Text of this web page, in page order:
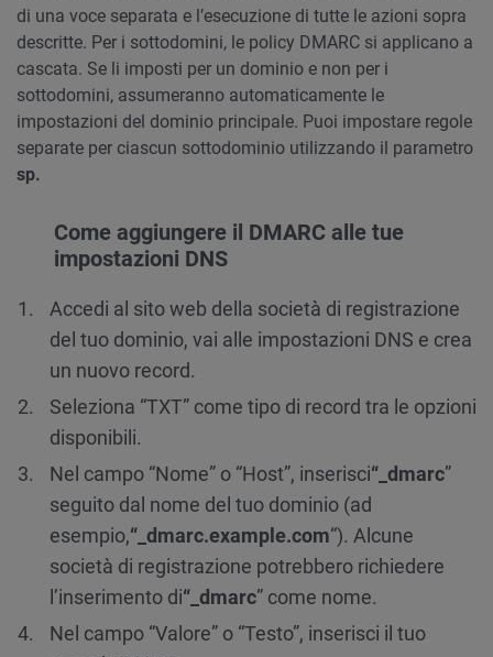
di una voce separata e l’esecuzione di tutte le azioni sopra
descritte. Per i sottodomini, le policy DMARC si applicano a
cascata. Se li imposti per un dominio e non per i
sottodomini, assumeranno automaticamente le
impostazioni del dominio principale. Puoi impostare regole
separate per ciascun sottodominio utilizzando il parametro
sp.
Come aggiungere il DMARC alle tue
impostazioni DNS
Accedi al sito web della società di registrazione
del tuo dominio, vai alle impostazioni DNS e crea
un nuovo record.
Seleziona “TXT” come tipo di record tra le opzioni
disponibili.
Nel campo “Nome” o “Host”, inserisci“_dmarc”
seguito dal nome del tuo dominio (ad
esempio,“_dmarc.example.com“). Alcune
società di registrazione potrebbero richiedere
l’inserimento di“_dmarc” come nome.
Nel campo “Valore” o “Testo”, inserisci il tuo